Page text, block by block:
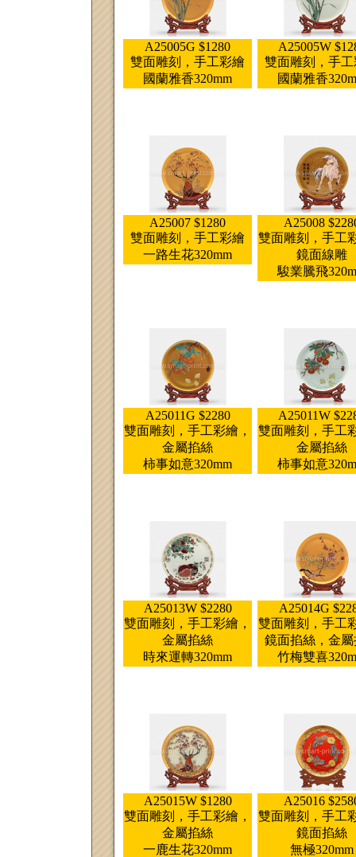
A25005G $1280
雙面雕刻，手工彩繪
國蘭雅香320mm
A25005W
雙面雕刻，手
國蘭雅香
A25007 $1280
雙面雕刻，手工彩繪
一路生花320mm
A25008
雙面雕刻，手工
鏡面線雕
駿業騰飛
A25011G $2280
雙面雕刻，手工彩繪，
金屬掐絲
柿事如意320mm
A25011W
雙面雕刻，手工
金屬掐絲
柿事如意
A25013W $2280
雙面雕刻，手工彩繪，
金屬掐絲
時來運轉320mm
A25014G
雙面雕刻，手工
鏡面掐絲，金
竹梅雙喜
A25015W $1280
雙面雕刻，手工彩繪，
金屬掐絲
一鹿生花320mm
A25016
雙面雕刻，手工
鏡面掐絲
無極320mm